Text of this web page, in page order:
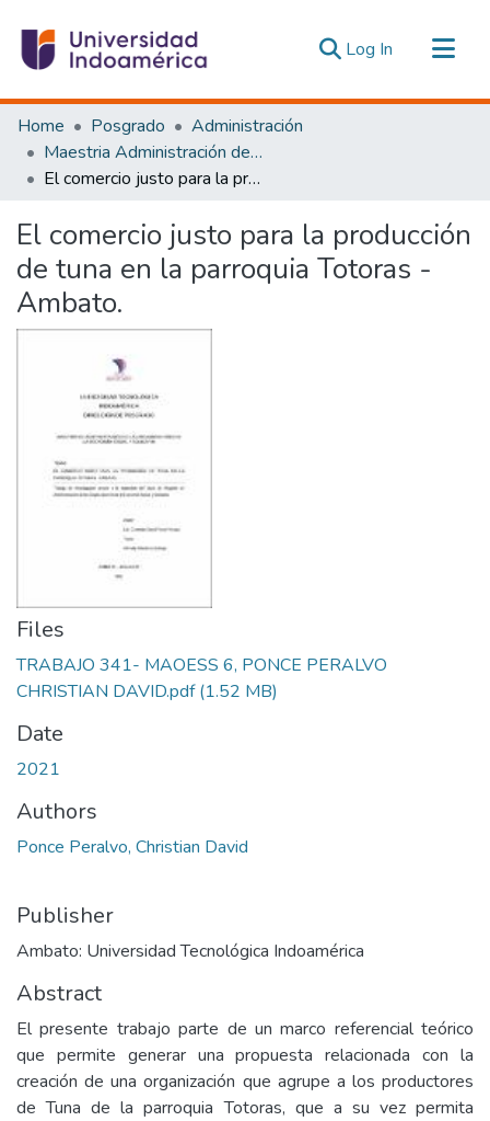
Log In (current)
Communities & Collections
All of DSpace
Statistics
Home Posgrado
Administración
Maestria Administración de las Organizaciones de la Economía Social y Solidaria
El comercio justo para la producción de tuna en la parroquia Totoras - Ambato.
El comercio justo para la producción
de tuna en la parroquia Totoras -
Ambato.
Files
TRABAJO 341- MAOESS 6, PONCE PERALVO
CHRISTIAN DAVID.pdf(1.52 MB)
Date
2021
Authors
Ponce Peralvo, Christian David
Publisher
Ambato: Universidad Tecnológica Indoamérica
Abstract
El presente trabajo parte de un marco referencial teórico
que permite generar una propuesta relacionada con la
creación de una organización que agrupe a los productores
de Tuna de la parroquia Totoras, que a su vez permita